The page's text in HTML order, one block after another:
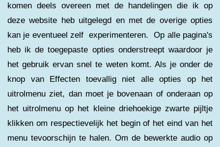
komen deels overeen met de handelingen die ik op
deze website heb uitgelegd en met de overige opties
kan je eventueel zelf experimenteren. Op alle pagina's
heb ik de toegepaste opties onderstreept waardoor je
het gebruik ervan snel te weten komt. Als je onder de
knop van Effecten toevallig niet alle opties op het
uitrolmenu ziet, dan moet je bovenaan of onderaan op
het uitrolmenu op het kleine driehoekige zwarte pijltje
klikken om respectievelijk het begin of het eind van het
menu tevoorschijn te halen. Om de bewerkte audio op